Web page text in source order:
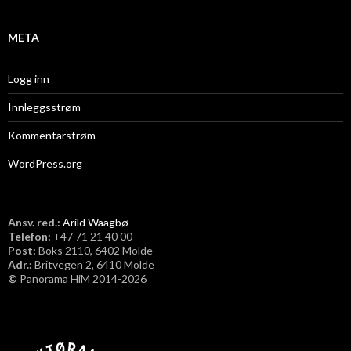
META
Logg inn
Innleggsstrøm
Kommentarstrøm
WordPress.org
Ansv. red.: Arild Waagbø
Telefon: ​+47 71 21 40 00
Post: Boks 2110, 6402 Molde
Adr.: Britvegen 2, 6410 Molde
© Panorama HiM 2014-2026